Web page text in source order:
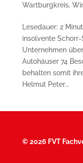
Wartburgkreis,
Lesedauer: 2
insolvente
Unternehmen
Autohäuser 74
behalten somit
Helmut Peter...
©2026 FVT